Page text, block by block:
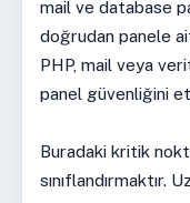
mail ve database
doğrudan panele
PHP, mail veya
panel güvenliğini
Buradaki kritik
sınıflandırmaktır.